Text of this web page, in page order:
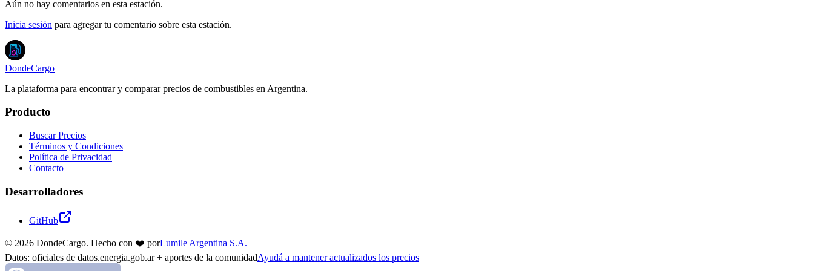
Aún no hay comentarios en esta estación.
Inicia sesión para agregar tu comentario sobre esta estación.
DondeCargo
La plataforma para encontrar y comparar precios de combustibles en Argentina.
Producto
Buscar Precios
Términos y Condiciones
Política de Privacidad
Contacto
Desarrolladores
GitHub
© 2026 DondeCargo. Hecho con ❤️ porLumile Argentina S.A.
Datos: oficiales de datos.energia.gob.ar + aportes de la comunidadAyudá a mantener actualizados los precios